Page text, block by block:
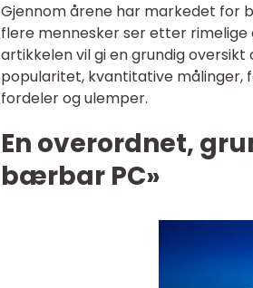
Gjennom årene har markedet for
flere mennesker ser etter
artikkelen vil gi en grundig
popularitet, kvantitative målinger,
fordeler og ulemper.
En overordnet,
bærbar PC»